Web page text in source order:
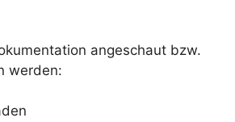
angeschaut bzw.
werden: